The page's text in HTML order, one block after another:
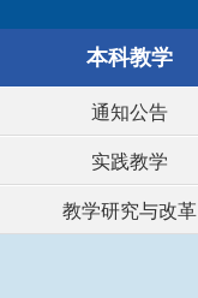
本科教学
通知公告
实践教学
教学研究与改革